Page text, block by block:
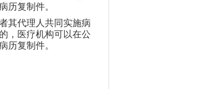
历复制件。
其代理人共同实施病
，医疗机构可以在公
历复制件。